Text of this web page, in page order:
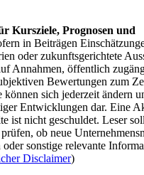
Kursziele, Prognosen und
in Beiträgen
oder zukunftsgerichtete
Annahmen, öffentlich
Bewertungen zum
sich jederzeit ändern
Entwicklungen dar. Eine
ist nicht geschuldet. Leser
ob neue
sonstige relevante
Disclaimer)